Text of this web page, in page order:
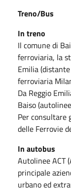
Treno/Bus
In treno
Il comune di
ferroviaria, la
Emilia
ferroviaria
Da Reggio
Baiso
Per
delle Ferrovie
In autobus
Autolinee ACT
principale
urbano ed